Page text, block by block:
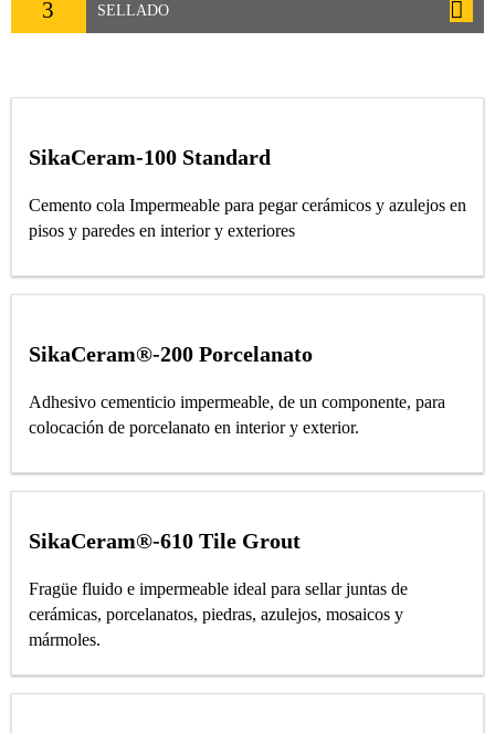
3 SELLADO
SikaCeram-100 Standard
Cemento cola Impermeable para pegar cerámicos y azulejos en
pisos y paredes en interior y exteriores
SikaCeram®-200 Porcelanato
Adhesivo cementicio impermeable, de un componente, para
colocación de porcelanato en interior y exterior.
SikaCeram®-610 Tile Grout
Fragüe fluido e impermeable ideal para sellar juntas de
cerámicas, porcelanatos, piedras, azulejos, mosaicos y
mármoles.